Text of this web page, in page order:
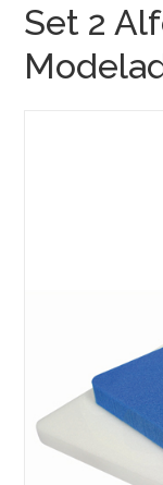
Set 2